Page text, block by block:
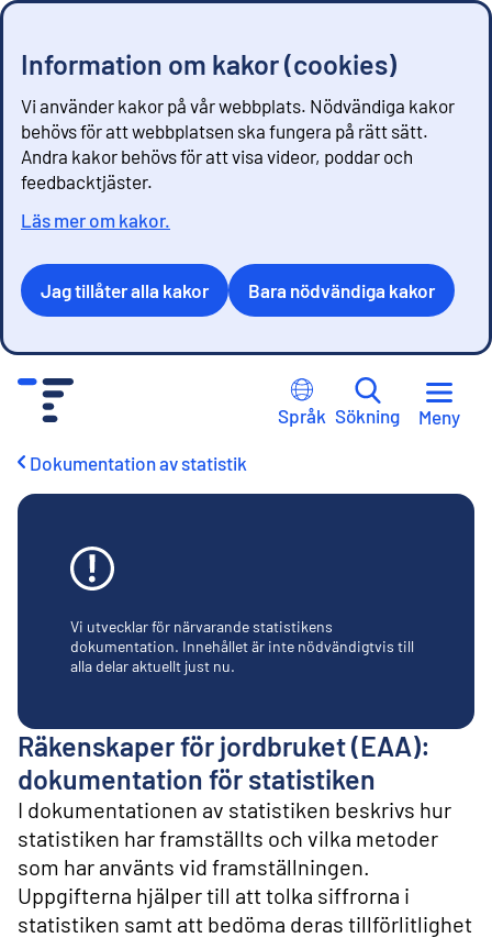
Information om kakor (cookies)
Vi använder kakor på vår webbplats. Nödvändiga kakor
behövs för att webbplatsen ska fungera på rätt sätt.
Andra kakor behövs för att visa videor, poddar och
feedbacktjäster.
Läs mer om kakor.
Jag tillåter alla kakor Bara nödvändiga kakor
Språk Sökning Meny
Dokumentation av statistik
Vi utvecklar för närvarande statistikens
dokumentation. Innehållet är inte nödvändigtvis till
alla delar aktuellt just nu.
Räkenskaper för jordbruket (EAA):
dokumentation för statistiken
I dokumentationen av statistiken beskrivs hur
statistiken har framställts och vilka metoder
som har använts vid framställningen.
Uppgifterna hjälper till att tolka siffrorna i
statistiken samt att bedöma deras tillförlitlighet